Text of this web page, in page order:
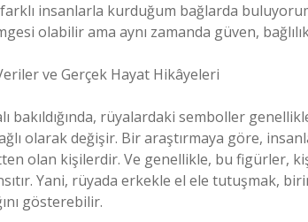
insanlarla kurduğum bağlarda
olabilir ama aynı zamanda güven,
ve Gerçek Hayat Hikâyeleri
bakıldığında, rüyalardaki semboller
olarak değişir. Bir araştırmaya göre,
olan kişilerdir. Ve genellikle, bu figürler,
Yani, rüyada erkekle el ele tutuşmak,
gösterebilir.